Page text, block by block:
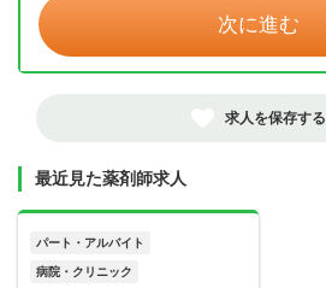
次に進む
求人を保存する
最近見た薬剤師求人
パート・アルバイト
病院・クリニック